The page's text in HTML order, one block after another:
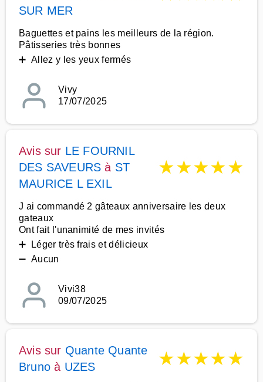
SUR MER
Baguettes et pains les meilleurs de la région.
Pâtisseries très bonnes
➕ Allez y les yeux fermés
Vivy
17/07/2025
Avis sur LE FOURNIL
DES SAVEURS à ST
MAURICE L EXIL
★★★★★
J ai commandé 2 gâteaux anniversaire les deux
gateaux
Ont fait l'unanimité de mes invités
➕ Léger très frais et délicieux
➖ Aucun
Vivi38
09/07/2025
Avis sur Quante Quante
Bruno à UZES ★★★★★